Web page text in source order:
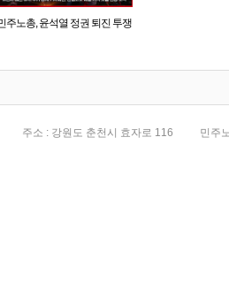
주노총, 윤석열 정권 퇴진 투쟁
주소 : 강원도 춘천시 효자로 116 민주